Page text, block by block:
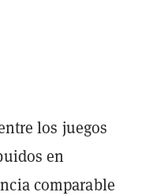
los juegos
en
comparable